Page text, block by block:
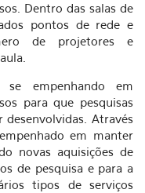
Dentro das salas de
pontos de rede e
de projetores e
se empenhando em
para que pesquisas
desenvolvidas. Através
em manter
novas aquisições de
de pesquisa e para a
tipos de serviços